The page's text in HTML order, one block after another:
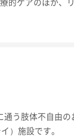
う肢体不自由の
）施設です。